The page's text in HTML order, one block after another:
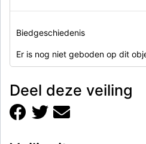
Biedgeschiedenis
Er is nog niet geboden op dit
Deel deze veiling